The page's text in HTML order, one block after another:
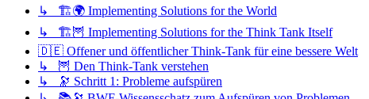
↳ 🏗️🌍 Implementing Solutions for the World
↳ 🏗️🦉 Implementing Solutions for the Think Tank Itself
🇩🇪 Offener und öffentlicher Think-Tank für eine bessere Welt
↳ 🦉 Den Think-Tank verstehen
↳ 🔭 Schritt 1: Probleme aufspüren